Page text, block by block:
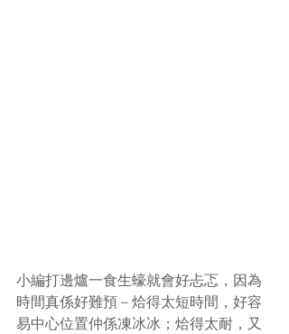
小編打邊爐一食生蠔就會好忐忑，因為
時間真係好難預－烚得太短時間，好容
易中心位置仲係凍冰冰；烚得太耐，又